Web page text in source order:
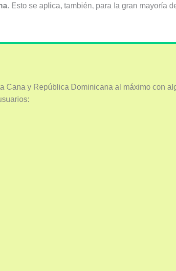
. Esto se aplica, también, para la gran mayoría
Cana y República Dominicana al máximo con